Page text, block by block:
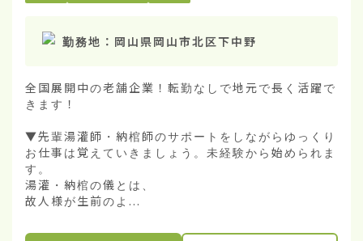
勤務地： 岡山県岡山市北区下中野
全国展開中の老舗企業！転勤なしで地元で長く活躍で
きます！
▼先輩湯灌師・納棺師のサポートをしながらゆっくり
お仕事は覚えていきましょう。未経験から始められま
す。
湯灌・納棺の儀とは、
故人様が生前のよ...